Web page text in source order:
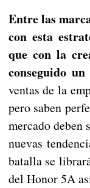
Entre las
con esta
que con la
conseguido
ventas de la
pero saben
mercado deben
nuevas
batalla se
del Honor 5A